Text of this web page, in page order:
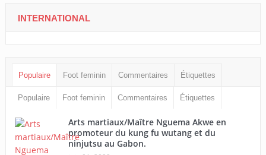
INTERNATIONAL
Populaire Foot feminin Commentaires Étiquettes
Populaire Foot feminin Commentaires Étiquettes
Arts martiaux/Maître Nguema Akwe en
promoteur du kung fu wutang et du
ninjutsu au Gabon.